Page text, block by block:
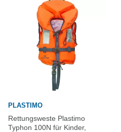
PLASTIMO
Rettungsweste Plastimo
Typhon 100N für Kinder,